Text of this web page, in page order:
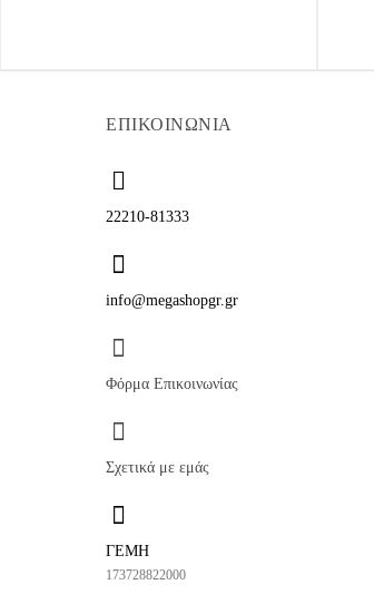
ΕΠΙΚΟΙΝΩΝΙΑ
22210-81333
info@megashopgr.gr
Φόρμα Επικοινωνίας
Σχετικά με εμάς
ΓΕΜΗ
173728822000